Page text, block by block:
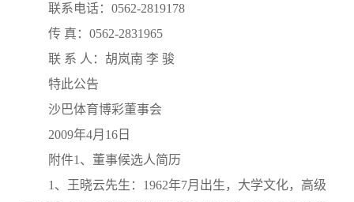
联系电话：0562-2819178
传 真：0562-2831965
联 系 人：胡岚南 李 骏
特此公告
沙巴体育博彩董事会
2009年4月16日
附件1、董事候选人简历
1 、王晓云先生：1962年7月出生，大学文化，高级